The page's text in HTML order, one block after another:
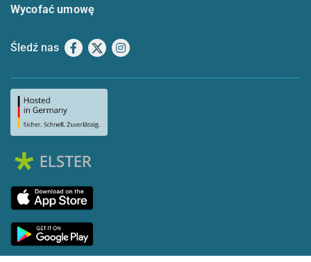
Wycofać umowę
Śledź nas Facebook
X Instagram